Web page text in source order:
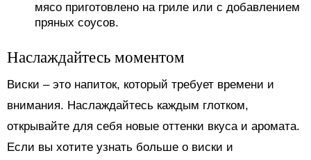
мясо приготовлено на гриле или с добавлением
пряных соусов.
Наслаждайтесь моментом
Виски – это напиток, который требует времени и
внимания. Наслаждайтесь каждым глотком,
открывайте для себя новые оттенки вкуса и аромата.
Если вы хотите узнать больше о виски и